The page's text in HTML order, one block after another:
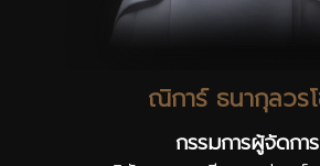
ณิการ์ ธนากุลวร
กรรมการผู้จัดการ